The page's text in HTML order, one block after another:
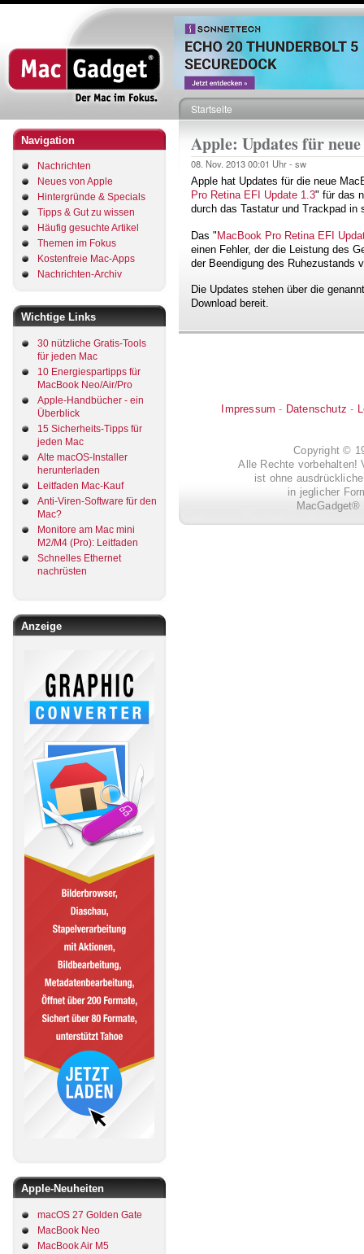
Direkt
zum
Inhalt
Navigation
Nachrichten
Neues von Apple
Hintergründe & Specials
Tipps & Gut zu wissen
Häufig gesuchte Artikel
Themen im Fokus
Kostenfreie Mac-Apps
Nachrichten-Archiv
Wichtige Links
30 nützliche Gratis-Tools
für jeden Mac
10 Energiespartipps für
MacBook Neo/Air/Pro
Apple-Handbücher - ein
Überblick
15 Sicherheits-Tipps für
jeden Mac
Alte macOS-Installer
herunterladen
Leitfaden Mac-Kauf
Anti-Viren-Software für den
Mac?
Monitore am Mac mini
M2/M4 (Pro): Leitfaden
Schnelles Ethernet
nachrüsten
Anzeige
Apple-Neuheiten
macOS 27 Golden Gate
MacBook Neo
MacBook Air M5
Pfadnavigation
Startseite
Apple: Updates für
08. Nov. 201300:01 Uhr - sw
Apple hat Updates für die neue
Pro Retina EFI Update 1.3" für das
durch das Tastatur und Trackpad in
Das "MacBook Pro Retina EFI
einen Fehler, der die Leistung des
der Beendigung des Ruhezustands
Die Updates stehen über die
Download bereit.
Impressum - Datenschutz -
Copyright ©
Alle Rechte vorbehalten!
ist ohne
in jeglicher
MacGadget®